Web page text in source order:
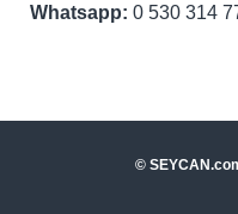
Whatsapp: 0 530 314
©